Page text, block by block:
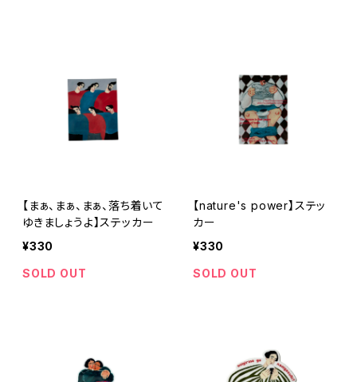
【まぁ、まぁ、まぁ、落ち着いて
ゆきましょうよ】ステッカー
¥330
SOLD OUT
【nature's power】ステッ
カー
¥330
SOLD OUT